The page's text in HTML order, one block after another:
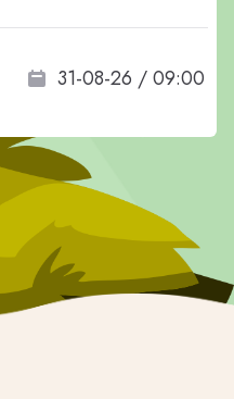
31-08-26 / 09:00